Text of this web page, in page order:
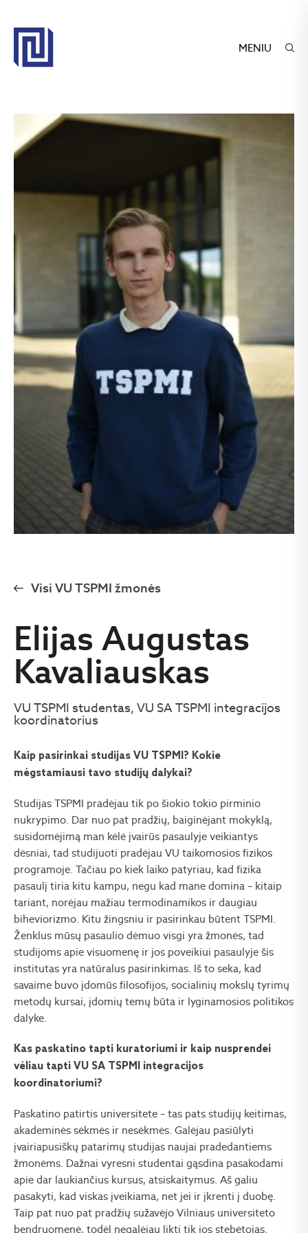
MENIU
Visi VU TSPMI žmonės
Elijas Augustas
Kavaliauskas
VU TSPMI studentas, VU SA TSPMI integracijos
koordinatorius
Kaip pasirinkai studijas VU TSPMI? Kokie
mėgstamiausi tavo studijų dalykai?
Studijas TSPMI pradėjau tik po šiokio tokio pirminio
nukrypimo. Dar nuo pat pradžių, baiginėjant mokyklą,
susidomėjimą man kėlė įvairūs pasaulyje veikiantys
dėsniai, tad studijuoti pradėjau VU taikomosios fizikos
programoje. Tačiau po kiek laiko patyriau, kad fizika
pasaulį tiria kitu kampu, negu kad mane domina – kitaip
tariant, norėjau mažiau termodinamikos ir daugiau
biheviorizmo. Kitu žingsniu ir pasirinkau būtent TSPMI.
Ženklus mūsų pasaulio dėmuo visgi yra žmonės, tad
studijoms apie visuomenę ir jos poveikiui pasaulyje šis
institutas yra natūralus pasirinkimas. Iš to seka, kad
savaime buvo įdomūs filosofijos, socialinių mokslų tyrimų
metodų kursai, įdomių temų būta ir lyginamosios politikos
dalyke.
Kas paskatino tapti kuratoriumi ir kaip nusprendei
vėliau tapti VU SA TSPMI integracijos
koordinatoriumi?
Paskatino patirtis universitete – tas pats studijų keitimas,
akademinės sėkmės ir nesėkmės. Galėjau pasiūlyti
įvairiapusiškų patarimų studijas naujai pradedantiems
žmonėms. Dažnai vyresni studentai gąsdina pasakodami
apie dar laukiančius kursus, atsiskaitymus. Aš galiu
pasakyti, kad viskas įveikiama, net jei ir įkrenti į duobę.
Taip pat nuo pat pradžių sužavėjo Vilniaus universiteto
bendruomenė, todėl negalėjau likti tik jos stebėtojas.